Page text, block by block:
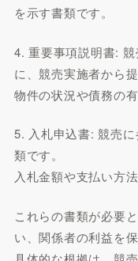
を示す書類です。
4. 重要事項説明書:
に、競売実施者から
物件の状況や債務の
5. 入札申込書: 競売
類です。
入札金額や支払い方
これらの書類が必要
い、関係者の利益を